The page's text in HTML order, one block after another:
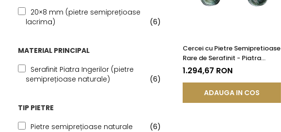
20×8 mm (pietre semiprețioase
lacrima)
(6)
MATERIAL PRINCIPAL
Serafinit Piatra Ingerilor (pietre
semiprețioase naturale)
(6)
TIP PIETRE
Pietre semiprețioase naturale
(6)
Cercei cu Pietre Semipretioase
Rare de Serafinit - Piatra
Ingerilor si Aur Galben |
KASKADDA®
1.294,67 RON
ADAUGA IN COS